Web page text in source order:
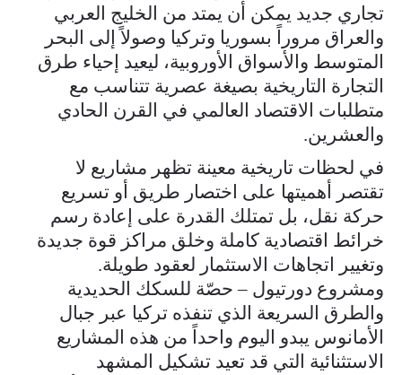
تجاري جديد يمكن أن يمتد من الخليج العربي
والعراق مروراً بسوريا وتركيا وصولاً إلى البحر
المتوسط والأسواق الأوروبية، ليعيد إحياء طرق
التجارة التاريخية بصيغة عصرية تتناسب مع
متطلبات الاقتصاد العالمي في القرن الحادي
والعشرين.
في لحظات تاريخية معينة تظهر مشاريع لا
تقتصر أهميتها على اختصار طريق أو تسريع
حركة نقل، بل تمتلك القدرة على إعادة رسم
خرائط اقتصادية كاملة وخلق مراكز قوة جديدة
وتغيير اتجاهات الاستثمار لعقود طويلة.
ومشروع دورتيول – حصّة للسكك الحديدية
والطرق السريعة الذي تنفذه تركيا عبر جبال
الأمانوس يبدو اليوم واحداً من هذه المشاريع
الاستثنائية التي قد تعيد تشكيل المشهد